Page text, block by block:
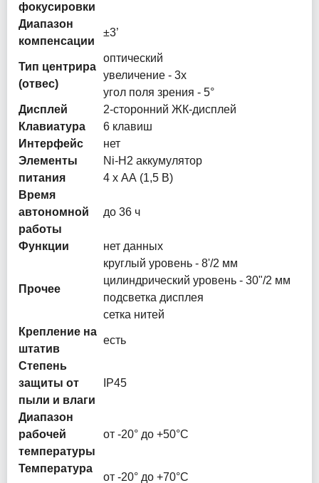
фокусировки
Диапазон
компенсации
±3’
Тип центрира
(отвес)
оптический
увеличение - 3x
угол поля зрения - 5°
Дисплей
2-сторонний ЖК-дисплей
Клавиатура
6 клавиш
Интерфейс
нет
Элементы
питания
Ni-H2 аккумулятор
4 х АА (1,5 В)
Время
автономной
работы
до 36 ч
Функции нет данных
Прочее
круглый уровень - 8'/2 мм
цилиндрический уровень - 30"/2 мм
подсветка дисплея
сетка нитей
Крепление на
штатив
есть
Степень
защиты от
пыли и влаги
IP45
Диапазон
рабочей
температуры
от -20° до +50°С
Температура
от -20° до +70°С